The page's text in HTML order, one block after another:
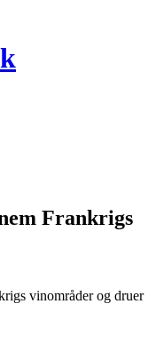
Frankrigs
vinområder og druer